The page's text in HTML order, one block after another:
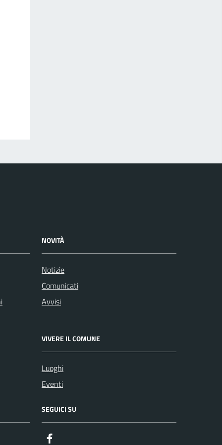
NOVITÀ
Notizie
Comunicati
Avvisi
VIVERE IL COMUNE
Luoghi
Eventi
SEGUICI SU